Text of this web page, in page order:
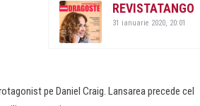
REVISTATANGO
31 ianuarie 2020, 20:01
pe Daniel Craig. Lansarea precede cel